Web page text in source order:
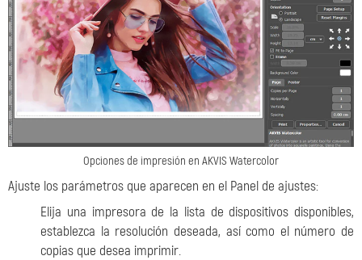
Opciones de impresión en AKVIS Watercolor
Ajuste los parámetros que aparecen en el Panel de ajustes:
Elija una impresora de la lista de dispositivos disponibles,
establezca la resolución deseada, así como el número de
copias que desea imprimir.